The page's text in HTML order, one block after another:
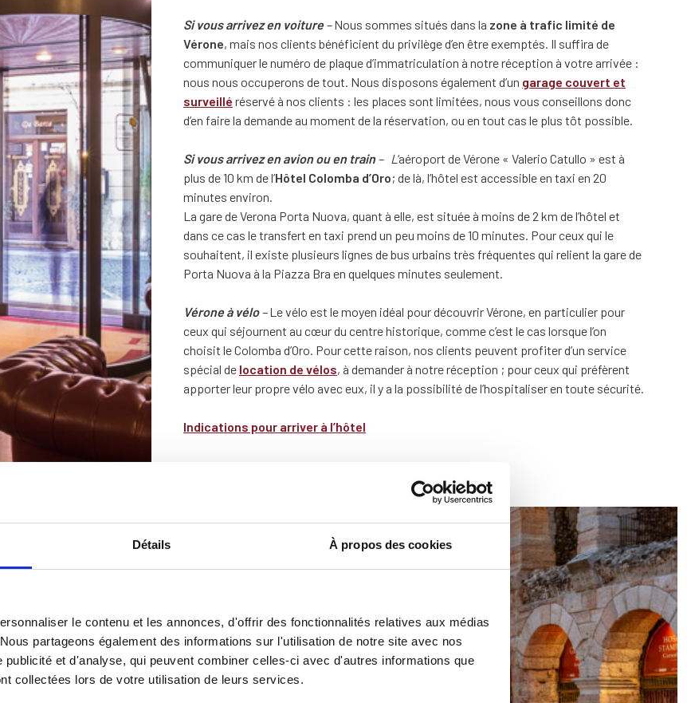
Détails À propos des cookies
le contenu et les annonces, d'offrir des fonctionnalités relatives aux médias
partageons également des informations sur l'utilisation de notre site avec nos
publicité et d'analyse, qui peuvent combiner celles-ci avec d'autres informations que
collectées lors de votre utilisation de leurs services.
Si vous arrivez en voiture–Nous sommes situés dans la zone à trafic limité de
Vérone, mais nos clients bénéficient du privilège d’en être exemptés. Il suffira de
communiquer le numéro de plaque d’immatriculation à notre réception à votre arrivée :
nous nous occuperons de tout. Nous disposons également d’un garage couvert et
surveillé réservé à nos clients : les places sont limitées, nous vous conseillons donc
d’en faire la demande au moment de la réservation, ou en tout cas le plus tôt possible.
Si vous arrivez en avion ou en train– L‘aéroport de Vérone « Valerio Catullo » est à
plus de 10 km de l’Hôtel Colomba d’Oro; de là, l’hôtel est accessible en taxi en 20
minutes environ.
La gare de Verona Porta Nuova, quant à elle, est située à moins de 2 km de l’hôtel et
dans ce cas le transfert en taxi prend un peu moins de 10 minutes. Pour ceux qui le
souhaitent, il existe plusieurs lignes de bus urbains très fréquentes qui relient la gare de
Porta Nuova à la Piazza Bra en quelques minutes seulement.
Vérone à vélo–Le vélo est le moyen idéal pour découvrir Vérone, en particulier pour
ceux qui séjournent au cœur du centre historique, comme c’est le cas lorsque l’on
choisit le Colomba d’Oro. Pour cette raison, nos clients peuvent profiter d’un service
spécial de location de vélos, à demander à notre réception ; pour ceux qui préfèrent
apporter leur propre vélo avec eux, il y a la possibilité de l’hospitaliser en toute sécurité.
Indications pour arriver à l’hôtel
de plus grand
Dès que vous
Arènes de
le shopping: en
points les plus
culturels,